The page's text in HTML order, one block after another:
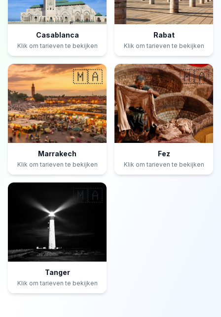
Casablanca
Klik om tarieven te bekijken
Rabat
Klik om tarieven te bekijken
🇲🇦
Marrakech
Klik om tarieven te bekijken
🇲🇦
Fez
Klik om tarieven te bekijken
🇲🇦
Tanger
Klik om tarieven te bekijken